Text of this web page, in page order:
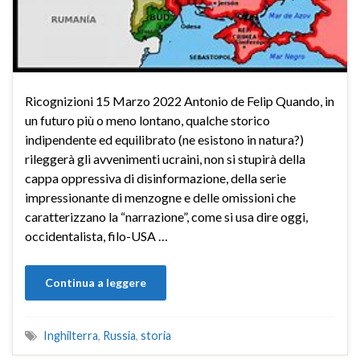
Ricognizioni 15 Marzo 2022 Antonio de Felip Quando, in
un futuro più o meno lontano, qualche storico
indipendente ed equilibrato (ne esistono in natura?)
rileggerà gli avvenimenti ucraini, non si stupirà della
cappa oppressiva di disinformazione, della serie
impressionante di menzogne e delle omissioni che
caratterizzano la “narrazione”, come si usa dire oggi,
occidentalista, filo-USA …
Continua a leggere
Inghilterra, Russia, storia